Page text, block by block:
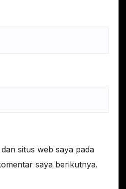
situs web saya pada
saya berikutnya.